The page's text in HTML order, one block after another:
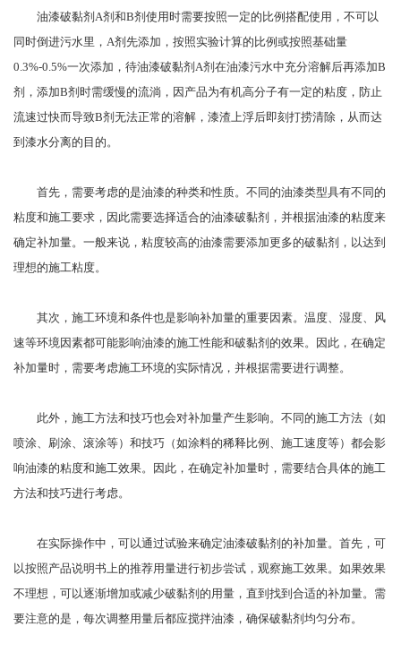
油漆破黏剂 A剂和B剂使用时需要按照一定的比例搭配使用，不可以
同时倒进污水里，A剂先添加，按照实验计算的比例或按照基础量
0.3%-0.5%一次添加，待油漆破黏剂A剂在油漆污水中充分溶解后再添加B
剂，添加B剂时需缓慢的流淌，因产品为有机高分子有一定的粘度，防止
流速过快而导致B剂无法正常的溶解，漆渣上浮后即刻打捞清除，从而达
到漆水分离的目的。
首先，需要考虑的是油漆的种类和性质。不同的油漆类型具有不同的
粘度和施工要求，因此需要选择适合的油漆破黏剂，并根据油漆的粘度来
确定补加量。一般来说，粘度较高的油漆需要添加更多的破黏剂，以达到
理想的施工粘度。
其次，施工环境和条件也是影响补加量的重要因素。温度、湿度、风
速等环境因素都可能影响油漆的施工性能和破黏剂的效果。因此，在确定
补加量时，需要考虑施工环境的实际情况，并根据需要进行调整。
此外，施工方法和技巧也会对补加量产生影响。不同的施工方法（如
喷涂、刷涂、滚涂等）和技巧（如涂料的稀释比例、施工速度等）都会影
响油漆的粘度和施工效果。因此，在确定补加量时，需要结合具体的施工
方法和技巧进行考虑。
在实际操作中，可以通过试验来确定油漆破黏剂的补加量。首先，可
以按照产品说明书上的推荐用量进行初步尝试，观察施工效果。如果效果
不理想，可以逐渐增加或减少破黏剂的用量，直到找到合适的补加量。需
要注意的是，每次调整用量后都应搅拌油漆，确保破黏剂均匀分布。